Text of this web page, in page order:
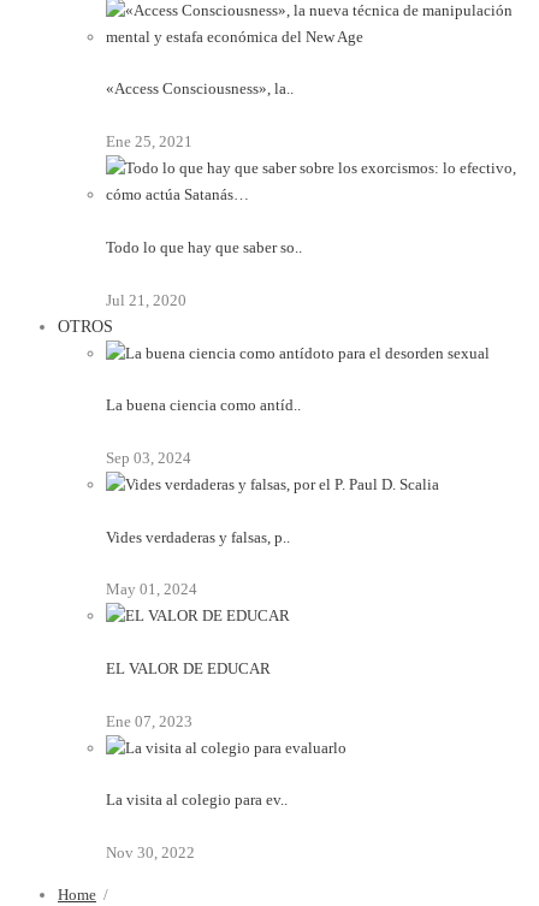
«Access Consciousness», la..
Ene 25, 2021
Todo lo que hay que saber so..
Jul 21, 2020
OTROS
La buena ciencia como antíd..
Sep 03, 2024
Vides verdaderas y falsas, p..
May 01, 2024
EL VALOR DE EDUCAR
Ene 07, 2023
La visita al colegio para ev..
Nov 30, 2022
Home /